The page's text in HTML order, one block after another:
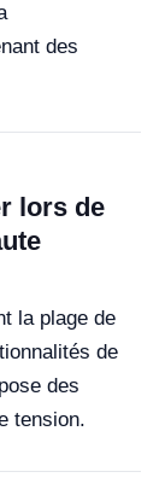
des
lors de
la plage de
de
des
tension.